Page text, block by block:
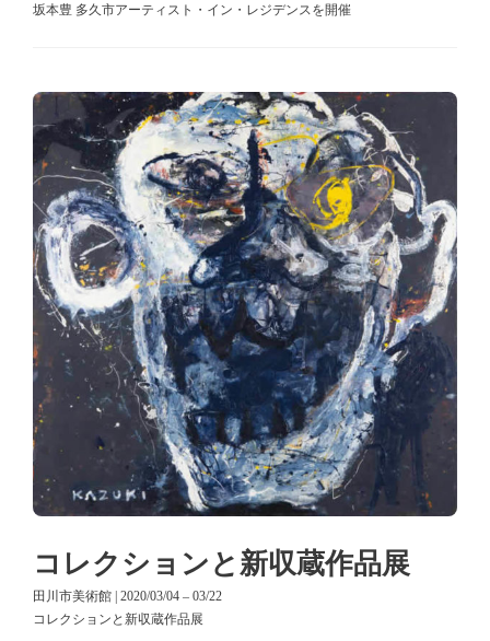
坂本豊 多久市アーティスト・イン・レジデンスを開催
コレクションと新収蔵作品展
田川市美術館 | 2020/03/04 – 03/22
コレクションと新収蔵作品展